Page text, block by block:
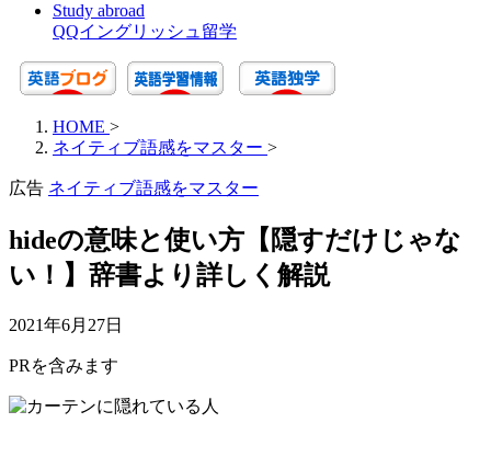
Study abroad
QQイングリッシュ留学
HOME >
ネイティブ語感をマスター >
広告 ネイティブ語感をマスター
hideの意味と使い方【隠すだけじゃな
い！】辞書より詳しく解説
2021年6月27日
PRを含みます